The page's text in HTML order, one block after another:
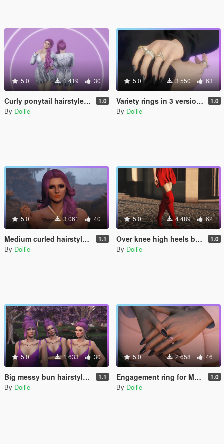
5.0 1 419 30
Curly ponytail hairstyle with physics for MP Female 1.0
By Dollie
5.0 3 550 63
Variety rings in 3 versions for MP Female 1.0
By Dollie
5.0 3 061 40
Medium curled hairstyle for MP Female 1.1
By Dollie
5.0 4 489 62
Over knee high heels boots shoes for MP Female 1.0
By Dollie
5.0 1 633 30
Big messy bun hairstyle pack with 3 fringe variants for MP Female 1.1
By Dollie
5.0 2 658 46
Engagement ring for MP Female 1.0
By Dollie